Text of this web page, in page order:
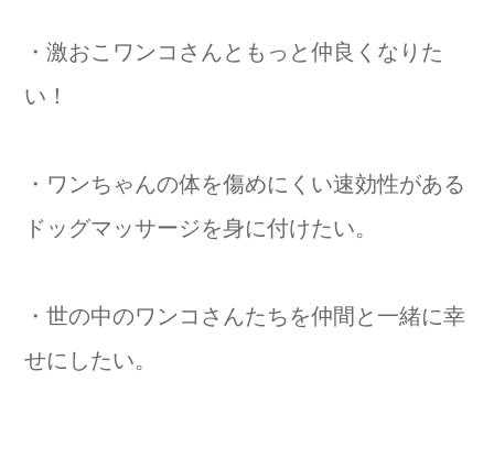
・激おこワンコさんともっと仲良くなりた
い！
・ワンちゃんの体を傷めにくい速効性がある
ドッグマッサージを身に付けたい。
・世の中のワンコさんたちを仲間と一緒に幸
せにしたい。